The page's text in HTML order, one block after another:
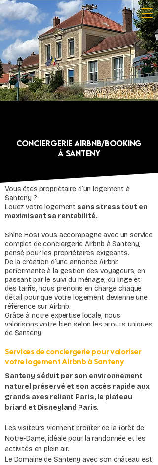
Conciergerie Airbnb/Booking
à Santeny
Vous êtes propriétaire d’un logement à
Santeny ?
Louez votre logement sans stress tout en
maximisant sa rentabilité.
Shine Host vous accompagne avec un service
complet de conciergerie Airbnb à Santeny,
pensé pour les propriétaires exigeants.
De la création d’une annonce Airbnb
performante à la gestion des voyageurs, en
passant par le suivi du ménage, du linge et
des tarifs, nous prenons en charge chaque
détail pour que votre logement devienne une
référence sur Airbnb.
Grâce à notre expertise locale, nous
valorisons votre bien selon les atouts uniques
de Santeny.
Services de conciergerie pour valoriser
votre logement Airbnb à Santeny
Santeny séduit par son environnement
naturel préservé et son accès rapide aux
grands axes reliant Paris, le plateau
briard et Disneyland Paris.
Les visiteurs viennent profiter de la forêt de
Notre-Dame, idéale pour la randonnée et les
activités en plein air.
Le Domaine de Santeny avec son château est